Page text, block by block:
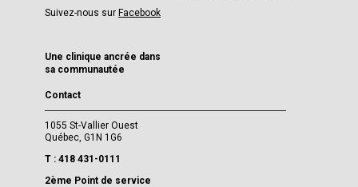
Suivez-nous sur Facebook
Une clinique ancrée dans
sa communautée
Contact
1055 St-Vallier Ouest
Québec, G1N 1G6
T : 418 431-0111
2ème Point de service